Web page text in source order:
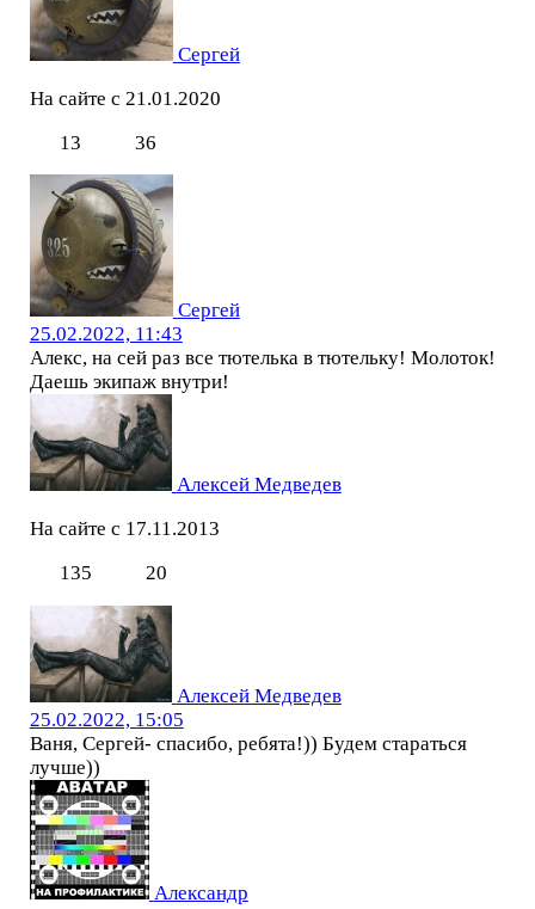
Сергей
На сайте с 21.01.2020
13
36
Сергей
25.02.2022, 11:43
Алекс, на сей раз все тютелька в тютельку! Молоток!
Даешь экипаж внутри!
Алексей Медведев
На сайте с 17.11.2013
135
20
Алексей Медведев
25.02.2022, 15:05
Ваня, Сергей- спасибо, ребята!)) Будем стараться
лучше))
Александр